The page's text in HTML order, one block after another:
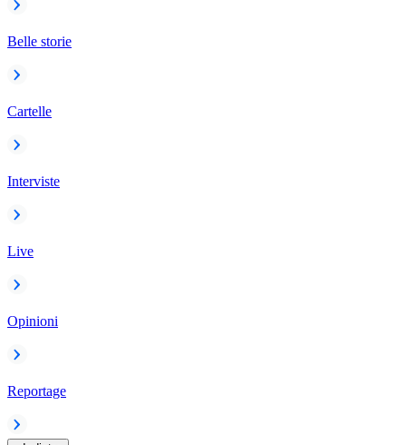
Belle storie
Cartelle
Interviste
Live
Opinioni
Reportage